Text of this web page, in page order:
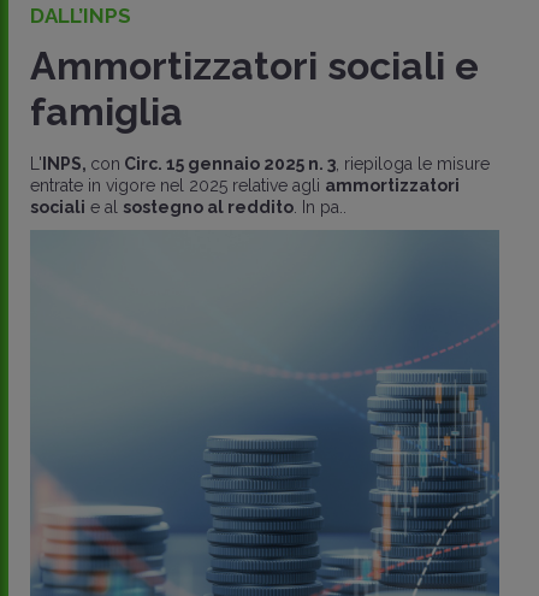
DALL’INPS
Ammortizzatori sociali e
famiglia
L' INPS, con Circ. 15 gennaio 2025 n. 3 , riepiloga le misure
entrate in vigore nel 2025 relative agli ammortizzatori
sociali e al sostegno al reddito . In pa..